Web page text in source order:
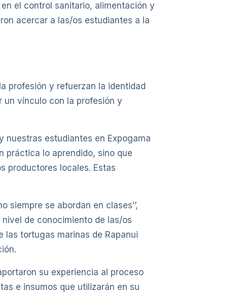
el control sanitario, alimentación y
acercar a las/os estudiantes a la
profesión y refuerzan la identidad
un vínculo con la profesión y
nuestras estudiantes en Expogama
práctica lo aprendido, sino que
productores locales. Estas
siempre se abordan en clases’’,
de conocimiento de las/os
las tortugas marinas de Rapanui
su experiencia al proceso
e insumos que utilizarán en su